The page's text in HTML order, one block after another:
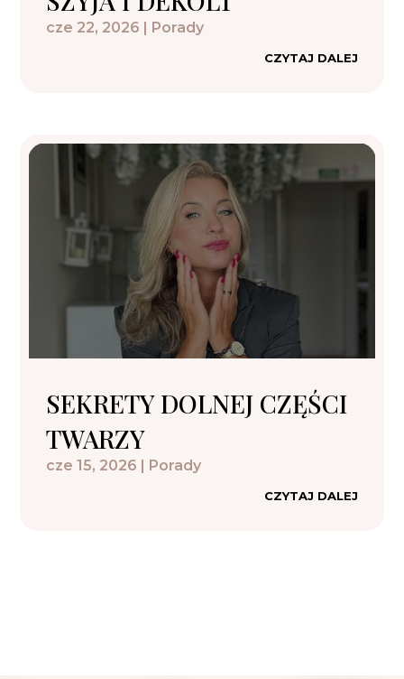
cze 22, 2026 | Porady
CZYTAJ DALEJ
SEKRETY DOLNEJ CZĘŚCI
TWARZY
cze 15, 2026 | Porady
CZYTAJ DALEJ